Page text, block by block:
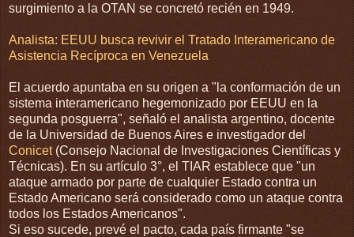
surgimiento a la OTAN se concretó recién en 1949.
Analista: EEUU busca revivir el Tratado Interamericano de
Asistencia Recíproca en Venezuela
El acuerdo apuntaba en su origen a "la conformación de un
sistema interamericano hegemonizado por EEUU en la
segunda posguerra", señaló el analista argentino, docente
de la Universidad de Buenos Aires e investigador del
Conicet(Consejo Nacional de Investigaciones Científicas y
Técnicas). En su artículo 3°, el TIAR establece que "un
ataque armado por parte de cualquier Estado contra un
Estado Americano será considerado como un ataque contra
todos los Estados Americanos".
Si eso sucede, prevé el pacto, cada país firmante "se